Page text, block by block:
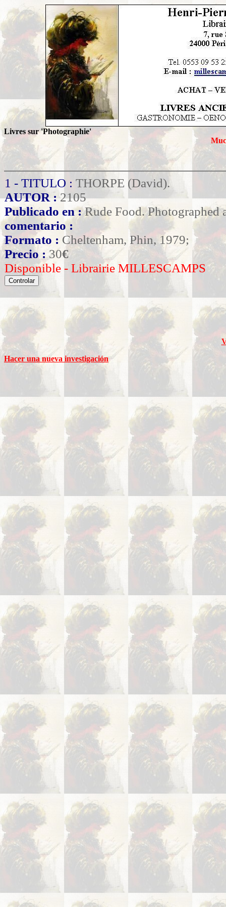
Livres sur 'Photographie'
1 - TITULO : THORPE (David).
AUTOR : 2105
Publicado en :Rude Food. Photographed
comentario :
Formato : Cheltenham, Phin, 1979;
Precio : 30€
Disponible - Librairie MILLESCAMPS
Hacer una nueva investigación